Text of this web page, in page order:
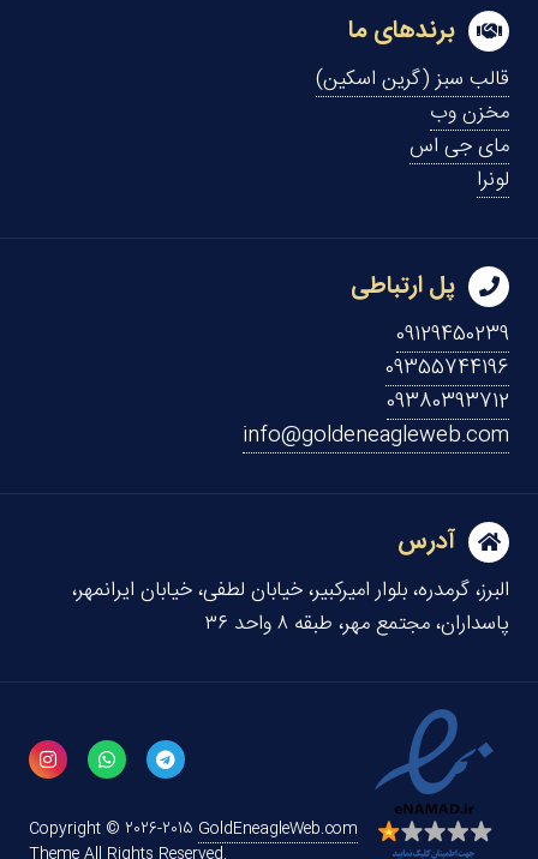
برندهای ما
قالب سبز (گرین اسکین)
مخزن وب
مای جی اس
لونرا
پل ارتباطی
09129450239
09355744196
09380393712
info@goldeneagleweb.com
آدرس
البرز، گرمدره، بلوار امیرکبیر، خیابان لطفی، خیابان ایرانمهر،
پاسداران، مجتمع مهر، طبقه ۸ واحد ۳۶
Copyright © 2026-2015 GoldEneagleWeb.com